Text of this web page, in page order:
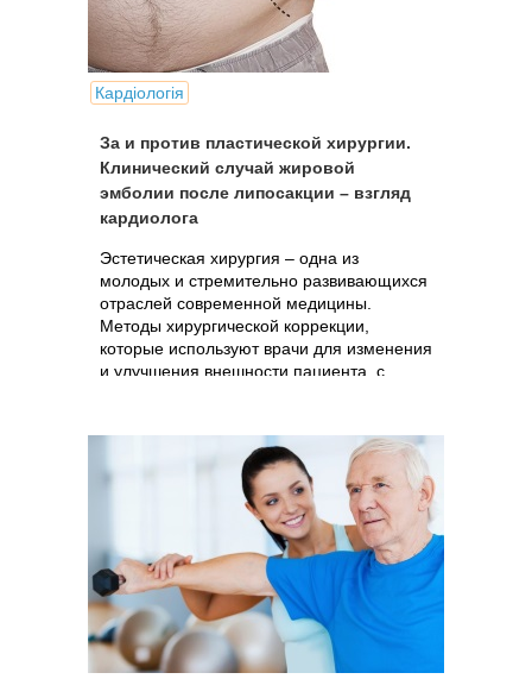
Кардіологія
За и против пластической хирургии.
Клинический случай жировой
эмболии после липосакции – взгляд
кардиолога
Эстетическая хирургия – одна из
молодых и стремительно развивающихся
отраслей современной медицины.
Методы хирургической коррекции,
которые используют врачи для изменения
и улучшения внешности пациента, с